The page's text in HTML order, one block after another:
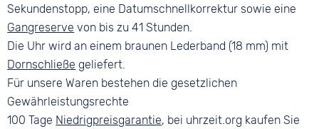
Sekundenstopp, eine Datumschnellkorrektur sowie eine
Gangreserve von bis zu 41 Stunden.
Die Uhr wird an einem braunen Lederband (18 mm) mit
Dornschließe geliefert.
Für unsere Waren bestehen die gesetzlichen
Gewährleistungsrechte
100 Tage Niedrigpreisgarantie, bei uhrzeit.org kaufen Sie